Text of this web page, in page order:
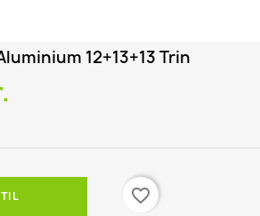
12+13+13 Trin
favorite_border